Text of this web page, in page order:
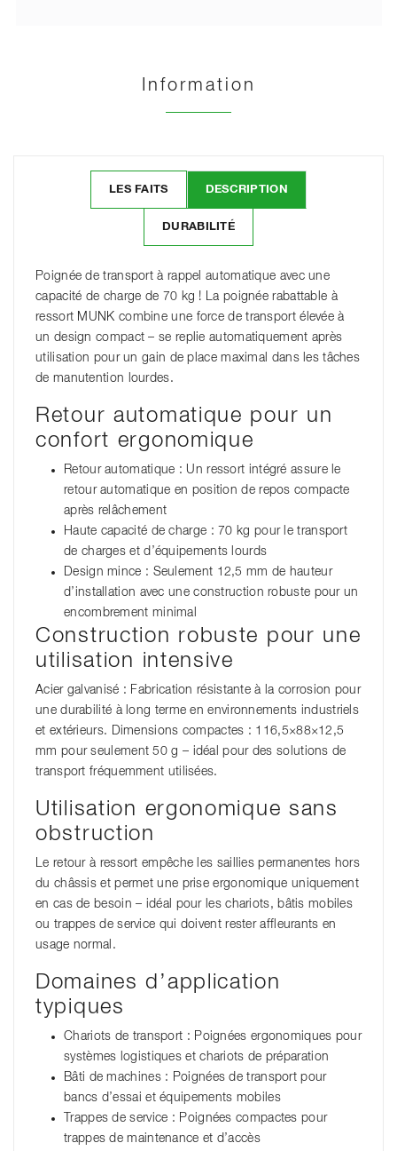
Information
LES FAITS DESCRIPTION
DURABILITÉ
Poignée de transport à rappel automatique avec une
capacité de charge de 70 kg ! La poignée rabattable à
ressort MUNK combine une force de transport élevée à
un design compact – se replie automatiquement après
utilisation pour un gain de place maximal dans les tâches
de manutention lourdes.
Retour automatique pour un
confort ergonomique
Retour automatique : Un ressort intégré assure le
retour automatique en position de repos compacte
après relâchement
Haute capacité de charge : 70 kg pour le transport
de charges et d’équipements lourds
Design mince : Seulement 12,5 mm de hauteur
d’installation avec une construction robuste pour un
encombrement minimal
Construction robuste pour une
utilisation intensive
Acier galvanisé : Fabrication résistante à la corrosion pour
une durabilité à long terme en environnements industriels
et extérieurs. Dimensions compactes : 116,5×88×12,5
mm pour seulement 50 g – idéal pour des solutions de
transport fréquemment utilisées.
Utilisation ergonomique sans
obstruction
Le retour à ressort empêche les saillies permanentes hors
du châssis et permet une prise ergonomique uniquement
en cas de besoin – idéal pour les chariots, bâtis mobiles
ou trappes de service qui doivent rester affleurants en
usage normal.
Domaines d’application
typiques
Chariots de transport : Poignées ergonomiques pour
systèmes logistiques et chariots de préparation
Bâti de machines : Poignées de transport pour
bancs d’essai et équipements mobiles
Trappes de service : Poignées compactes pour
trappes de maintenance et d’accès